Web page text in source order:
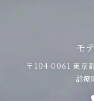
モ
〒104-0061 東京
診